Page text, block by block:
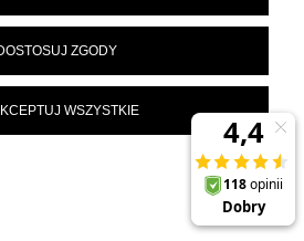
ZGODY
WSZYSTKIE